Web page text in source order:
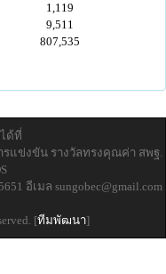
1,119
9,511
807,535
ด้ที่
แข่งขัน รางวัลทรงคุณค่า สพฐ.
อีเมล sungobec@gmail.com
[ทีมพัฒนา]